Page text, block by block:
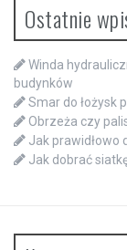
Ostatnie
Winda
budynków
Smar do łożysk
Obrzeża czy
Jak prawidłowo
Jak dobrać